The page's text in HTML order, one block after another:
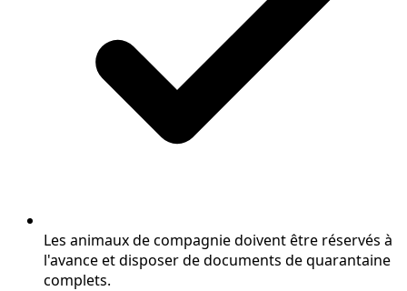
Les animaux de compagnie doivent être réservés à
l'avance et disposer de documents de quarantaine
complets.